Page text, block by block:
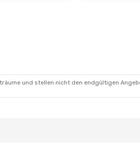
und stellen nicht den endgültigen